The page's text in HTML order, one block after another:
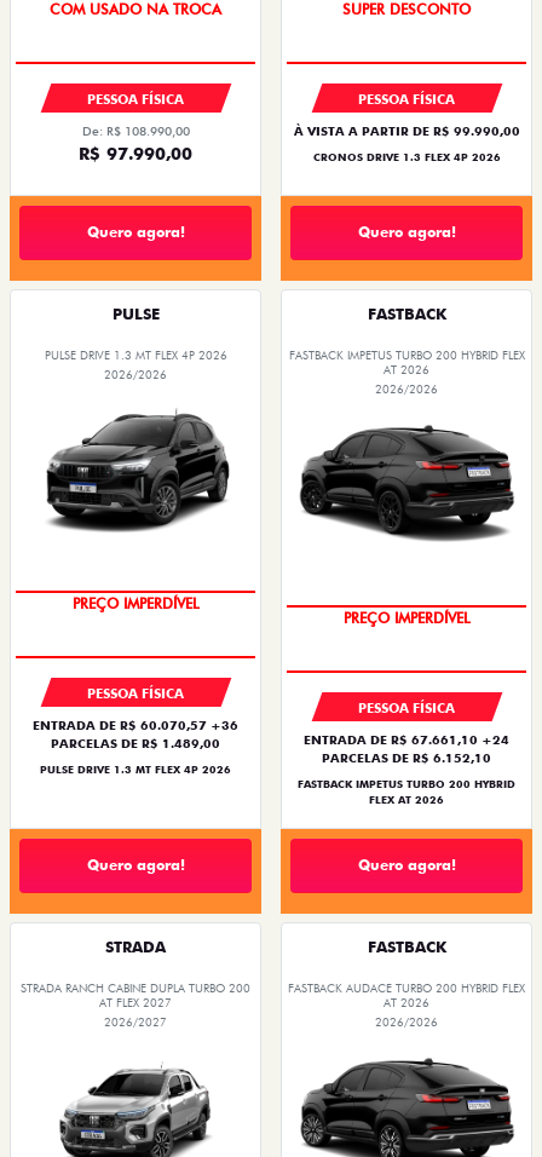
COM USADO NA TROCA
PESSOA FÍSICA
De: R$ 108.990,00
R$ 97.990,00
Quero agora!
SUPER DESCONTO
PESSOA FÍSICA
À VISTA A PARTIR DE R$ 99.990,00
CRONOS DRIVE 1.3 FLEX 4P 2026
Quero agora!
PULSE
PULSE DRIVE 1.3 MT FLEX 4P 2026
2026/2026
PREÇO IMPERDÍVEL
PESSOA FÍSICA
ENTRADA DE R$ 60.070,57 +36
PARCELAS DE R$ 1.489,00
PULSE DRIVE 1.3 MT FLEX 4P 2026
Quero agora!
FASTBACK
FASTBACK IMPETUS TURBO 200 HYBRID FLEX
AT 2026
2026/2026
PREÇO IMPERDÍVEL
PESSOA FÍSICA
ENTRADA DE R$ 67.661,10 +24
PARCELAS DE R$ 6.152,10
FASTBACK IMPETUS TURBO 200 HYBRID
FLEX AT 2026
Quero agora!
STRADA
STRADA RANCH CABINE DUPLA TURBO 200
AT FLEX 2027
2026/2027
FASTBACK
FASTBACK AUDACE TURBO 200 HYBRID FLEX
AT 2026
2026/2026